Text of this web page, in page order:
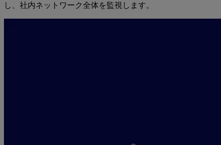
し、社内ネットワーク全体を監視します。